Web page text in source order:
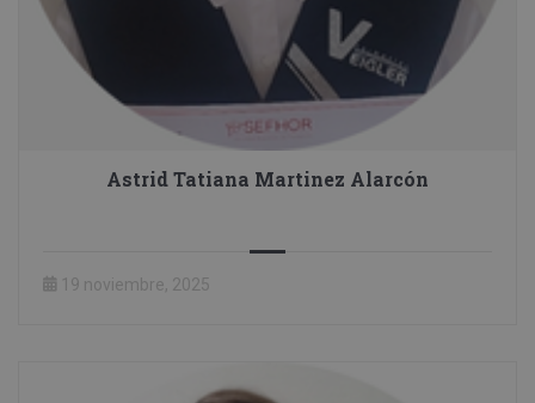
Astrid Tatiana Martinez Alarcón
19 noviembre, 2025